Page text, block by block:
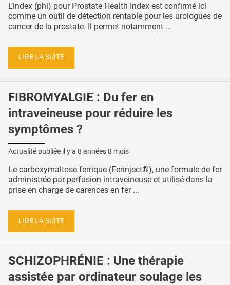
L’index (phi) pour Prostate Health Index est confirmé ici
comme un outil de détection rentable pour les urologues de
cancer de la prostate. Il permet notamment ...
LIRE LA SUITE
FIBROMYALGIE : Du fer en
intraveineuse pour réduire les
symptômes ?
Actualité publiée il y a 8 années 8 mois
Le carboxymaltose ferrique (Ferinject®), une formule de fer
administrée par perfusion intraveineuse et utilisé dans la
prise en charge de carences en fer ...
LIRE LA SUITE
SCHIZOPHRÉNIE : Une thérapie
assistée par ordinateur soulage les